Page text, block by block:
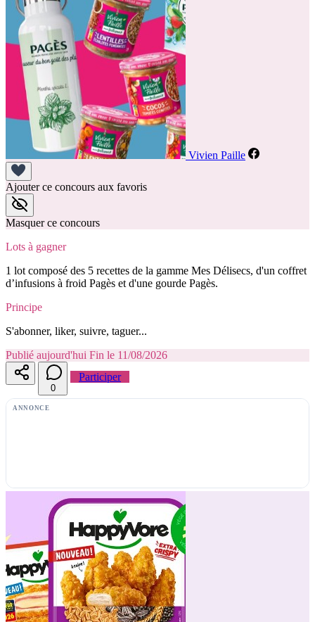
Vivien Paille
Ajouter ce concours aux favoris
Masquer ce concours
Lots à gagner
1 lot composé des 5 recettes de la gamme Mes Délisecs, d'un coffret
d’infusions à froid Pagès et d'une gourde Pagès.
Principe
S'abonner, liker, suivre, taguer...
Publié aujourd'hui Fin le 11/08/2026
0
Participer
ANNONCE